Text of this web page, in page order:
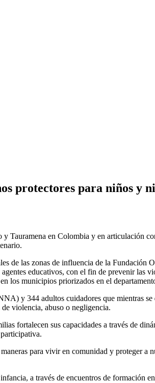
protectores para niños y
Tauramena en Colombia y en articulación
de las zonas de influencia de la Fundación
educativos, con el fin de prevenir las
los municipios priorizados en el
y 344 adultos cuidadores que mientras
violencia, abuso o negligencia.
fortalecen sus capacidades a través de
para vivir en comunidad y proteger
a través de encuentros de formación